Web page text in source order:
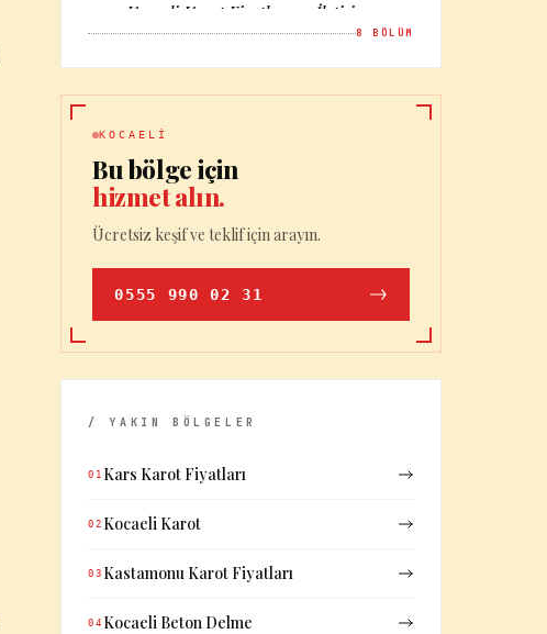
Kocaeli Karot Fiyatları — İletişim
8 BÖLÜM
KOCAELI
Bu bölge için
hizmet alın.
Ücretsiz keşif ve teklif için arayın.
0555 990 02 31
/ YAKIN BÖLGELER
01 Kars Karot Fiyatları
02 Kocaeli Karot
03 Kastamonu Karot Fiyatları
04 Kocaeli Beton Delme